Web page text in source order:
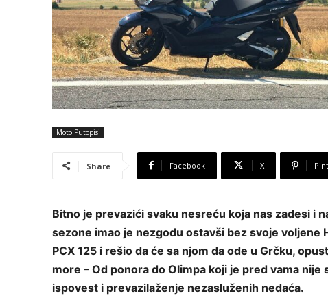
Moto Putopisi
Share Facebook X
Bitno je prevazići svaku nesreću koja nas zadesi i
sezone imao je nezgodu ostavši bez svoje voljene
PCX 125 i rešio da će sa njom da ode u Grčku,
more – Od ponora do Olimpa koji je pred vama
ispovest i prevazilaženje nezasluženih nedaća.